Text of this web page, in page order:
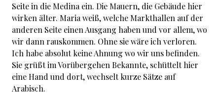
Seite in die Medina ein. Die Mauern, die Gebäude hier
wirken älter. Maria weiß, welche Markthallen auf der
anderen Seite einen Ausgang haben und vor allem, wo
wir dann rauskommen. Ohne sie wäre ich verloren.
Ich habe absolut keine Ahnung wo wir uns befinden.
Sie grüßt im Vorübergehen Bekannte, schüttelt hier
eine Hand und dort, wechselt kurze Sätze auf
Arabisch.